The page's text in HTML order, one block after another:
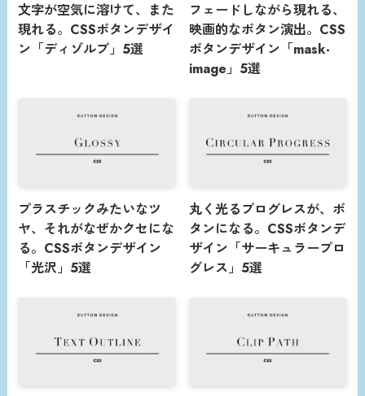
文字が空気に溶けて、また
現れる。CSSボタンデザイ
ン「ディゾルブ」5選
フェードしながら現れる、
映画的なボタン演出。CSS
ボタンデザイン「mask-
image」5選
プラスチックみたいなツ
ヤ、それがなぜかクセにな
る。CSSボタンデザイン
「光沢」5選
丸く光るプログレスが、ボ
タンになる。CSSボタンデ
ザイン「サーキュラープロ
グレス」5選